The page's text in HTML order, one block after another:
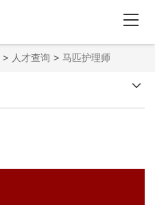
人才查询 马匹护理师